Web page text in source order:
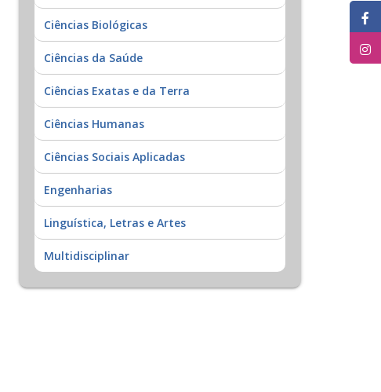
Ciências Biológicas
Ciências da Saúde
Ciências Exatas e da Terra
Ciências Humanas
Ciências Sociais Aplicadas
Engenharias
Linguística, Letras e Artes
Multidisciplinar